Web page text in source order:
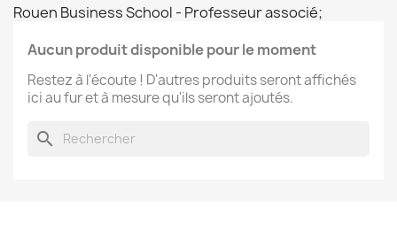
Rouen Business School - Professeur associé;
Aucun produit disponible pour le moment
Restez à l'écoute ! D'autres produits seront affichés
ici au fur et à mesure qu'ils seront ajoutés.
search